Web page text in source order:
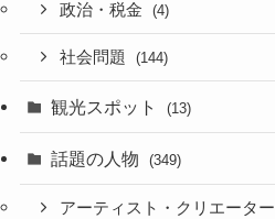
政治・税金 (4)
社会問題 (144)
観光スポット (13)
話題の人物 (349)
アーティスト・クリエーター